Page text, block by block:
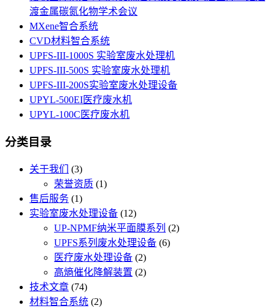
渡金属碳氮化物学术会议
MXene智合系统
CVD材料智合系统
UPFS-III-1000S 实验室废水处理机
UPFS-III-500S 实验室废水处理机
UPFS-III-200S实验室废水处理设备
UPYL-500EI医疗废水机
UPYL-100C医疗废水机
分类目录
关于我们
(3)
荣誉资质 (1)
售后服务 (1)
实验室废水处理设备 (12)
UP-NPMF纳米平面膜系列 (2)
UPFS系列废水处理设备 (6)
医疗废水处理设备 (2)
高熵催化降解装置 (2)
技术文章 (74)
材料智合系统 (2)